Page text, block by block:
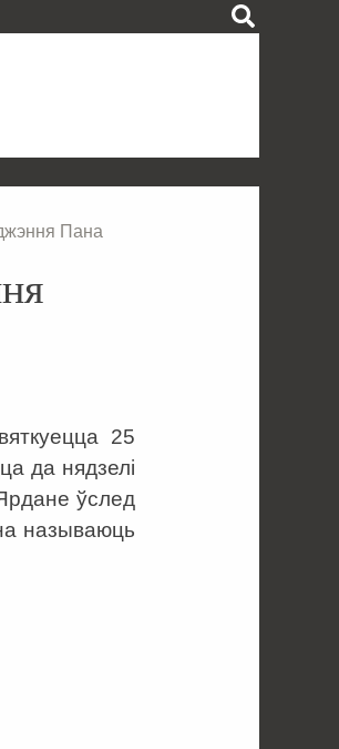
Пана
25
да нядзелі
ўслед
называюць